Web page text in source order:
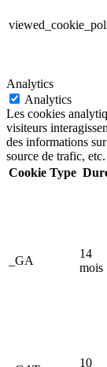
Analytics
Analytics
Les cookies
visiteurs
des informations
source de trafic, etc.
Cookie Type
_GA
14
mois
10